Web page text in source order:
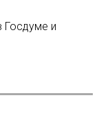
и